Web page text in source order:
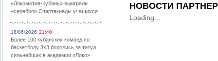
«Локомотив-Кубань» выиграли
«серебро» Спартакиады учащихся
18/06/2026 21:40
Более 100 кубанских команд по
баскетболу 3х3 боролись за титул
сильнейших в академии «Локо»
НОВОСТИ
Loading...